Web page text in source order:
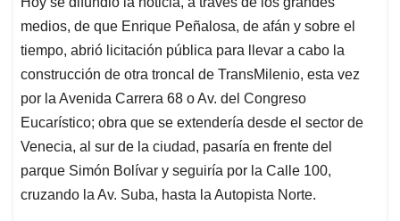
s
A
p
p
b
o
o
k
e
d
I
n
l
a
d
s
medios, de que Enrique Peñalosa, de afán y sobre el
tiempo, abrió licitación pública para llevar a cabo la
construcción de otra troncal de TransMilenio, esta vez
por la Avenida Carrera 68 o Av. del Congreso
Eucarístico; obra que se extendería desde el sector de
Venecia, al sur de la ciudad, pasaría en frente del
parque Simón Bolívar y seguiría por la Calle 100,
cruzando la Av. Suba, hasta la Autopista Norte.